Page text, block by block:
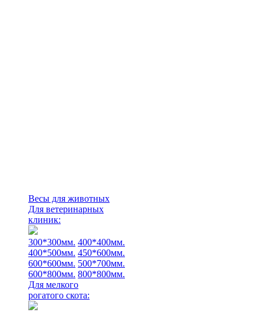
Весы для животных
Для ветеринарных
клиник:
300*300мм. 400*400мм.
400*500мм. 450*600мм.
600*600мм. 500*700мм.
600*800мм. 800*800мм.
Для мелкого
рогатого скота: